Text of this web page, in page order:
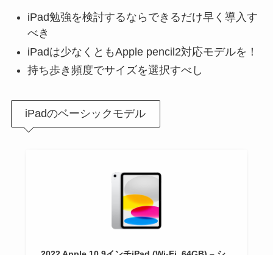
iPad勉強を検討するならできるだけ早く導入す
べき
iPadは少なくともApple pencil2対応モデルを！
持ち歩き頻度でサイズを選択すべし
iPadのベーシックモデル